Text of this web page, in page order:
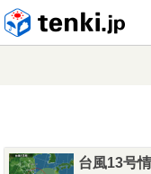
台風13号